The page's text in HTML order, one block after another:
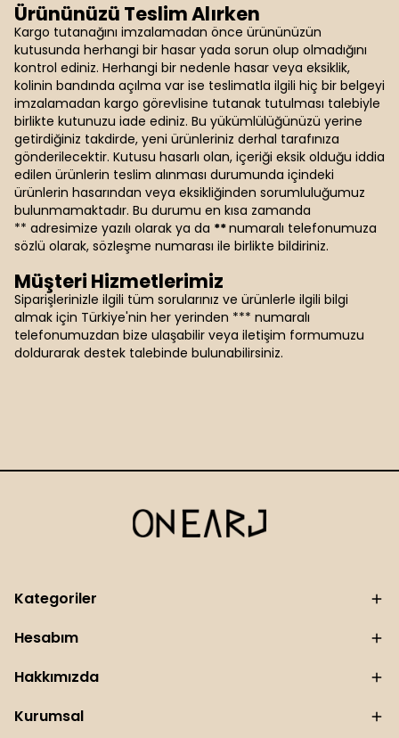
Ürününüzü Teslim Alırken
Kargo tutanağını imzalamadan önce ürününüzün
kutusunda herhangi bir hasar yada sorun olup olmadığını
kontrol ediniz. Herhangi bir nedenle hasar veya eksiklik,
kolinin bandında açılma var ise teslimatla ilgili hiç bir belgeyi
imzalamadan kargo görevlisine tutanak tutulması talebiyle
birlikte kutunuzu iade ediniz. Bu yükümlülüğünüzü yerine
getirdiğiniz takdirde, yeni ürünleriniz derhal tarafınıza
gönderilecektir. Kutusu hasarlı olan, içeriği eksik olduğu iddia
edilen ürünlerin teslim alınması durumunda içindeki
ürünlerin hasarından veya eksikliğinden sorumluluğumuz
bulunmamaktadır. Bu durumu en kısa zamanda
** adresimize yazılı olarak ya da **numaralı telefonumuza
sözlü olarak, sözleşme numarası ile birlikte bildiriniz.
Müşteri Hizmetlerimiz
Siparişlerinizle ilgili tüm sorularınız ve ürünlerle ilgili bilgi
almak için Türkiye'nin her yerinden *** numaralı
telefonumuzdan bize ulaşabilir veya iletişim formumuzu
doldurarak destek talebinde bulunabilirsiniz.
Kategoriler
Hesabım
Hakkımızda
Kurumsal